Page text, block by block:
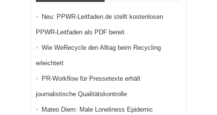
Neu: PPWR-Leitfaden.de stellt kostenlosen
PPWR-Leitfaden als PDF bereit
Wie WeRecycle den Alltag beim Recycling
erleichtert
PR-Workflow für Pressetexte erhält
journalistische Qualitätskontrolle
Mateo Diem: Male Loneliness Epidemic